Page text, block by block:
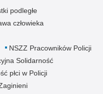
podległe
człowieka
NSZZ Pracowników Policji
Solidarność
płci w Policji